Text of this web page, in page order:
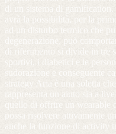
di un sistema di
avrà la possibilità, per la
ad un disturbo termico che
degenerazione, può
di riferimento si divide in tre
sportivi, i diabetici e le
sudorazione e conseguente
strategy Aria è una soletta
rappresenta un aiuto sia a
quello di offrire un wearable
possa risolvere attivamente
anche la funzione di activity